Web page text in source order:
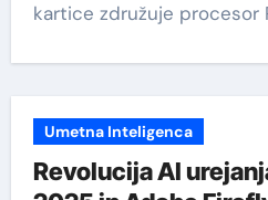
kartice združuje procesor
Umetna Inteligenca
Revolucija AI